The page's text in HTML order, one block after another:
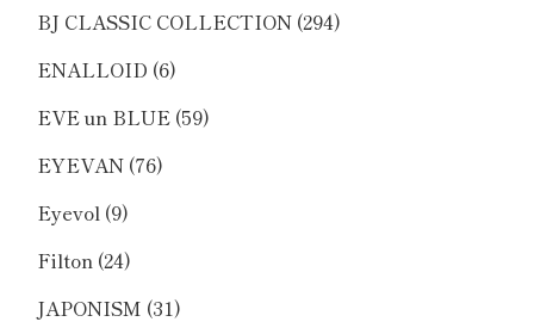
BJ CLASSIC COLLECTION (294)
ENALLOID (6)
EVE un BLUE (59)
EYEVAN (76)
Eyevol (9)
Filton (24)
JAPONISM (31)